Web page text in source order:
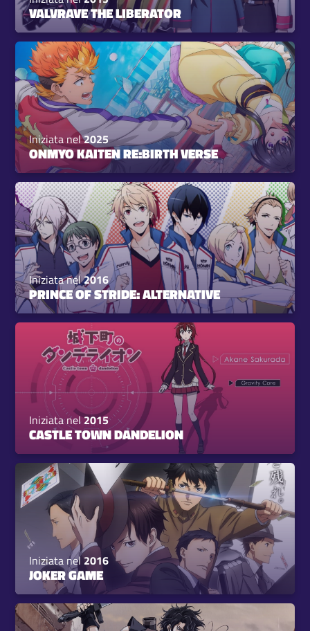
VALVRAVE THE LIBERATOR
Iniziata nel2025
ONMYO KAITEN RE:BIRTH VERSE
Iniziata nel2016
PRINCE OF STRIDE: ALTERNATIVE
Iniziata nel2015
CASTLE TOWN DANDELION
Iniziata nel2016
JOKER GAME